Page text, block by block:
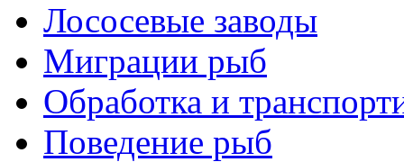
Лососевые заводы
Миграции рыб
Обработка и
Поведение рыб